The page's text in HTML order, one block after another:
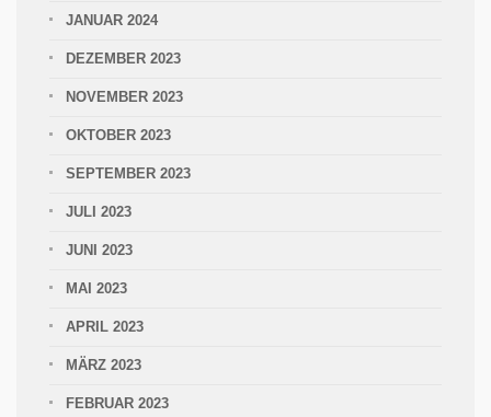
JANUAR 2024
DEZEMBER 2023
NOVEMBER 2023
OKTOBER 2023
SEPTEMBER 2023
JULI 2023
JUNI 2023
MAI 2023
APRIL 2023
MÄRZ 2023
FEBRUAR 2023